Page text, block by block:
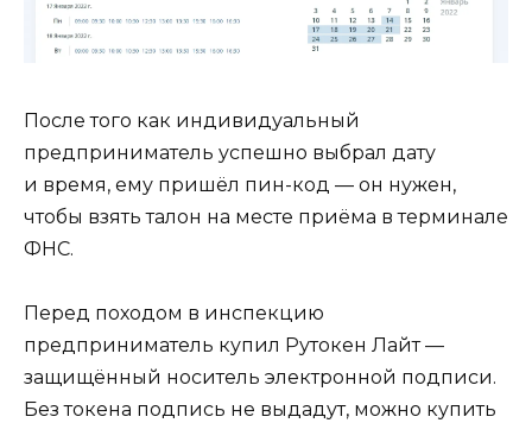
После того как индивидуальный
предприниматель успешно выбрал дату
и время, ему пришёл пин-код — он нужен,
чтобы взять талон на месте приёма в терминале
ФНС.
Перед походом в инспекцию
предприниматель купил Рутокен Лайт —
защищённый носитель электронной подписи.
Без токена подпись не выдадут, можно купить